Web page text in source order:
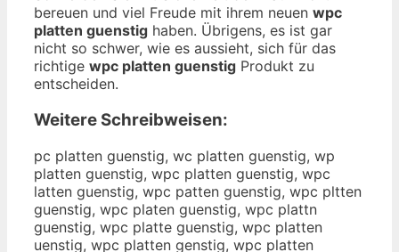
bereuen und viel Freude mit ihrem neuen wpc
platten guenstig haben. Übrigens, es ist gar
nicht so schwer, wie es aussieht, sich für das
richtige wpc platten guenstig Produkt zu
entscheiden.
Weitere Schreibweisen:
pc platten guenstig, wc platten guenstig, wp
platten guenstig, wpc platten guenstig, wpc
latten guenstig, wpc patten guenstig, wpc pltten
guenstig, wpc platen guenstig, wpc plattn
guenstig, wpc platte guenstig, wpc platten
uenstig, wpc platten genstig, wpc platten